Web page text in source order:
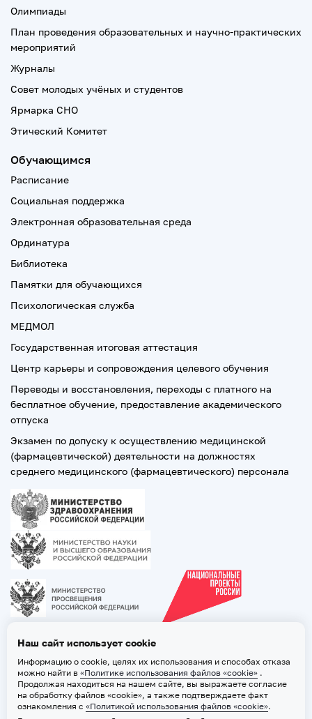
Олимпиады
План проведения образовательных и научно-практических
мероприятий
Журналы
Совет молодых учёных и студентов
Ярмарка СНО
Этический Комитет
Обучающимся
Расписание
Социальная поддержка
Электронная образовательная среда
Ординатура
Библиотека
Памятки для обучающихся
Психологическая служба
МЕДМОЛ
Государственная итоговая аттестация
Центр карьеры и сопровождения целевого обучения
Переводы и восстановления, переходы с платного на
бесплатное обучение, предоставление академического
отпуска
Экзамен по допуску к осуществлению медицинской
(фармацевтической) деятельности на должностях
среднего медицинского (фармацевтического) персонала
Наш сайт использует cookie
Информацию о cookie, целях их использования и способах отказа
можно найти в «Политике использования файлов «cookie» .
Продолжая находиться на нашем сайте, вы выражаете согласие
на обработку файлов «cookie», а также подтверждаете факт
ознакомления с «Политикой использования файлов «cookie».